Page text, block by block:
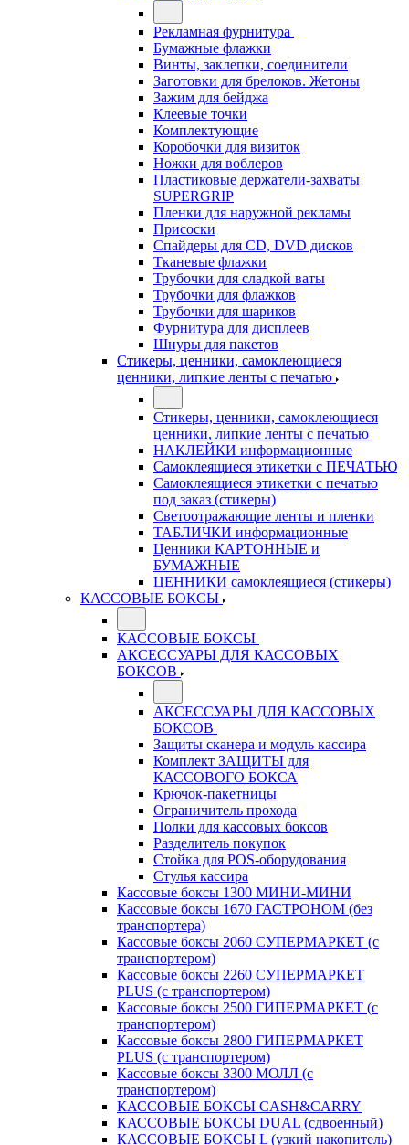
Рекламная фурнитура
Бумажные флажки
Винты, заклепки, соединители
Заготовки для брелоков. Жетоны
Зажим для бейджа
Клеевые точки
Комплектующие
Коробочки для визиток
Ножки для воблеров
Пластиковые держатели-захваты
SUPERGRIP
Пленки для наружной рекламы
Присоски
Спайдеры для CD, DVD дисков
Тканевые флажки
Трубочки для сладкой ваты
Трубочки для флажков
Трубочки для шариков
Фурнитура для дисплеев
Шнуры для пакетов
Стикеры, ценники, самоклеющиеся
ценники, липкие ленты с печатью
Стикеры, ценники, самоклеющиеся
ценники, липкие ленты с печатью
НАКЛЕЙКИ информационные
Самоклеящиеся этикетки с ПЕЧАТЬЮ
Самоклеящиеся этикетки с печатью
под заказ (стикеры)
Светоотражающие ленты и пленки
ТАБЛИЧКИ информационные
Ценники КАРТОННЫЕ и
БУМАЖНЫЕ
ЦЕННИКИ самоклеящиеся (стикеры)
КАССОВЫЕ БОКСЫ
КАССОВЫЕ БОКСЫ
АКСЕССУАРЫ ДЛЯ КАССОВЫХ
БОКСОВ
АКСЕССУАРЫ ДЛЯ КАССОВЫХ
БОКСОВ
Защиты сканера и модуль кассира
Комплект ЗАЩИТЫ для
КАССОВОГО БОКСА
Крючок-пакетницы
Ограничитель прохода
Полки для кассовых боксов
Разделитель покупок
Стойка для POS-оборудования
Стулья кассира
Кассовые боксы 1300 МИНИ-МИНИ
Кассовые боксы 1670 ГАСТРОНОМ (без
транспортера)
Кассовые боксы 2060 СУПЕРМАРКЕТ (с
транспортером)
Кассовые боксы 2260 СУПЕРМАРКЕТ
PLUS (с транспортером)
Кассовые боксы 2500 ГИПЕРМАРКЕТ (с
транспортером)
Кассовые боксы 2800 ГИПЕРМАРКЕТ
PLUS (с транспортером)
Кассовые боксы 3300 МОЛЛ (с
транспортером)
КАССОВЫЕ БОКСЫ CASH&CARRY
КАССОВЫЕ БОКСЫ DUAL (сдвоенный)
КАССОВЫЕ БОКСЫ L (узкий накопитель)